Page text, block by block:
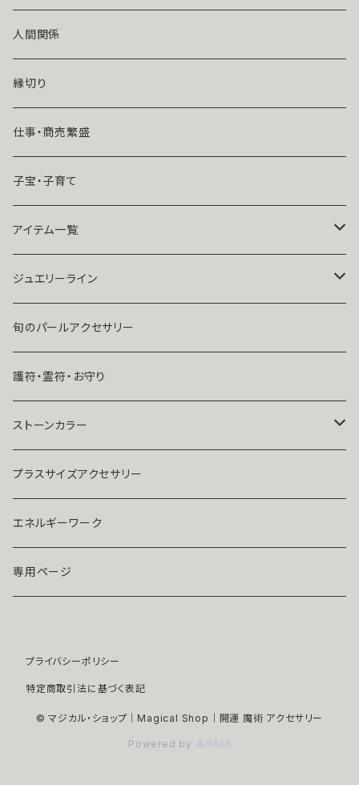
風水師さくら
魔術師恋雪
魔術師N.Kelly
魔術師Sara Serendipity
祈祷師澪央
ユタ玉城陽
ライバルの居る恋（略奪したい）
年齢差のある恋（年上・年下）
マンネリ気味の恋
遠距離
復縁したい・取り戻したい愛情
人に言えない関係
出会いが欲しい
結婚したい
人気運・モテる
人間関係
縁切り
仕事・商売繁盛
子宝・子育て
アイテム一覧
ネックレス
ブレスレット・アンクレット
リング
イヤリング・ピアス
ストラップ・キーホルダー
マスクピアス
ブローチ
開運アイテム
浄化アイテム
ジュエリーライン
Ｋ１０
K１４
Ｋ１８
プラチナ
ダイヤモンド
モアサナイト
パール
旬のパールアクセサリー
護符・霊符・お守り
ストーンカラー
クリア
ブルー
レッド
ピンク
イエロー
プラスサイズアクセサリー
エネルギーワーク
専用ページ
プライバシーポリシー
特定商取引法に基づく表記
© マジカル・ショップ｜Magical Shop｜開運 魔術 アクセサリー
Powered by